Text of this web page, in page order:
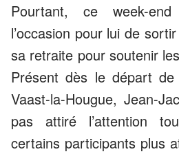
Pourtant, ce week-
l’occasion pour lui de
sa retraite pour soutenir
Présent dès le départ
Vaast-la-Hougue, Jean-
pas attiré l’attention
certains participants plus